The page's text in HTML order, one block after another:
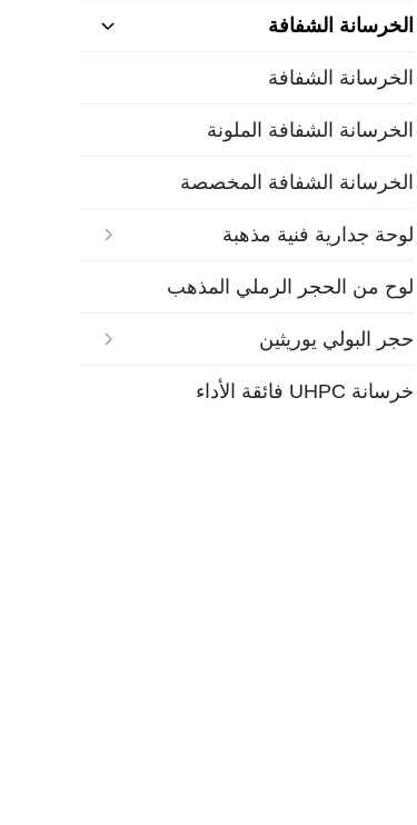
الخرسانة الشفافة
الخرسانة الشفافة
الخرسانة الشفافة الملونة
الخرسانة الشفافة المخصصة
لوحة جدارية فنية مذهبة
لوح من الحجر الرملي المذهب
حجر البولي يوريثين
خرسانة UHPC فائقة الأداء